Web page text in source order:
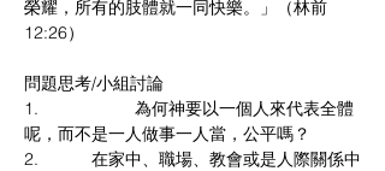
榮耀，所有的肢體就一同快樂。」（林前
12:26）
問題思考/小組討論
1.                    為何神要以一個人來代表全體
呢，而不是一人做事一人當，公平嗎？
2.           在家中、職場、教會或是人際關係中